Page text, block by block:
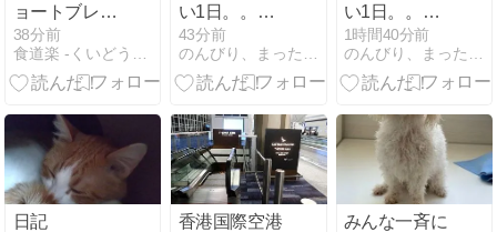
ョートブレッ
ド
38分前
食道楽 -くいどうらく-
い1日。。。
②
43分前
のんびり、まったりと〜
い1日。。。
①
1時間40分前
のんびり、まったりと〜
日記
香港国際空港
みんな一斉に